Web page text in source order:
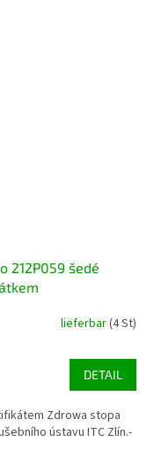
212P059 šedé
lieferbar(4 St)
DETAIL
Zdrowa stopa
ústavu ITC Zlín.-